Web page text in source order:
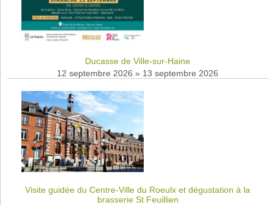
Ducasse de Ville-sur-Haine
12 septembre 2026 » 13 septembre 2026
Visite guidée du Centre-Ville du Roeulx et dégustation à la
brasserie St Feuillien